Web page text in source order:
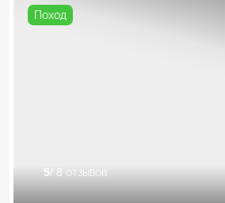
Поход
5/ 8 отзывов